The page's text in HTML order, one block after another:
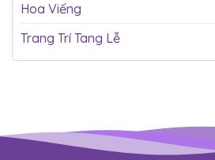
Hoa Viếng
Trang Trí Tang Lễ